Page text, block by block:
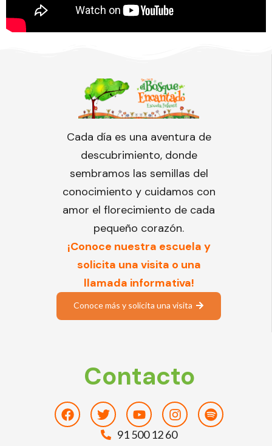
Cada día es una aventura de
descubrimiento, donde
sembramos las semillas del
conocimiento y cuidamos con
amor el florecimiento de cada
pequeño corazón.
¡Conoce nuestra escuela y
solicita una visita o una
llamada informativa!
Conoce más y solicita una visita
Contacto
FacebookTwitterYoutubeInstagramSpotify
91 500 12 60